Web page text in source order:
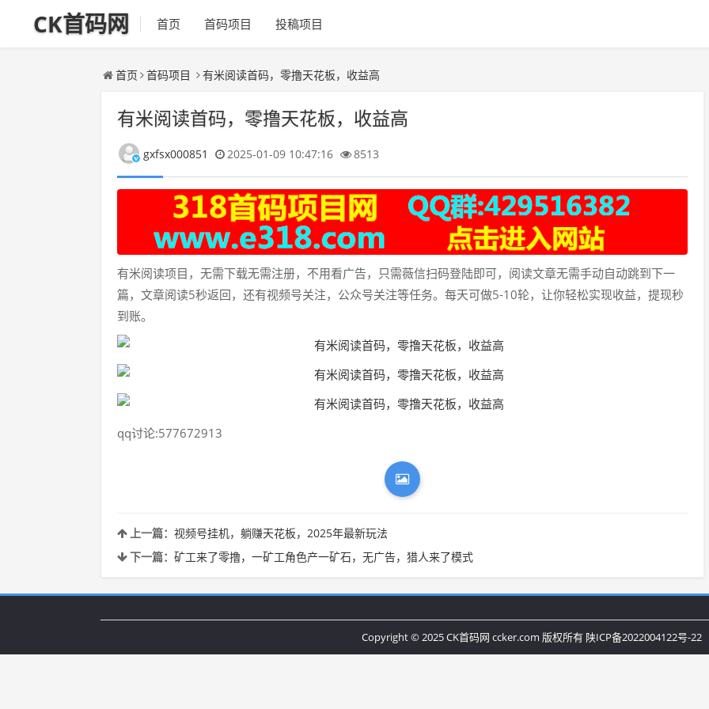
CK首码网 首页 首码项目 投稿项目
首页 首码项目 有米阅读首码，零撸天花板，收益高
有米阅读首码，零撸天花板，收益高
gxfsx000851 2025-01-09 10:47:16 8513
有米阅读项目，无需下载无需注册，不用看广告，只需薇信扫码登陆即可，阅读文章无需手动自动跳到下一
篇，文章阅读5秒返回，还有视频号关注，公众号关注等任务。每天可做5-10轮，让你轻松实现收益，提现秒
到账。
qq讨论:577672913
上一篇： 视频号挂机，躺赚天花板，2025年最新玩法
下一篇： 矿工来了零撸，一矿工角色产一矿石，无广告，猎人来了模式
Copyright © 2025 CK首码网 ccker.com 版权所有 陕ICP备2022004122号-22